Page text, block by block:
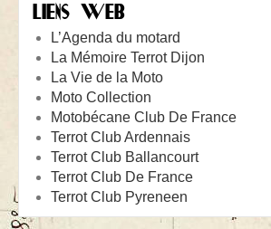
LIENS WEB
L’Agenda du motard
La Mémoire Terrot Dijon
La Vie de la Moto
Moto Collection
Motobécane Club De France
Terrot Club Ardennais
Terrot Club Ballancourt
Terrot Club De France
Terrot Club Pyreneen